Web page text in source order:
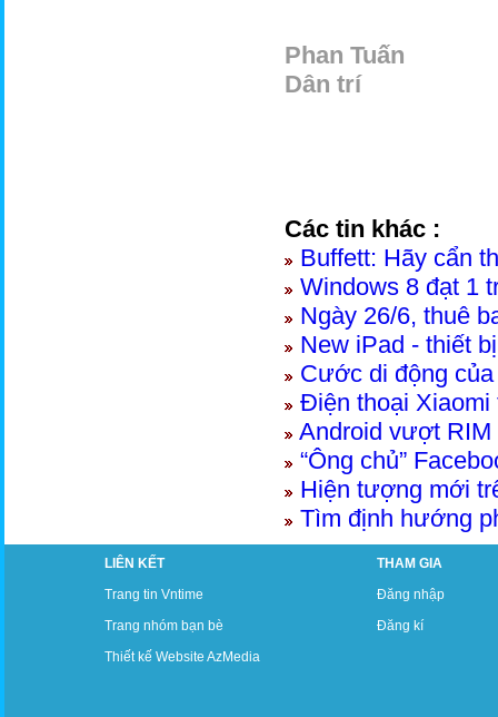
Phan Tuấn
Dân trí
Các tin khác :
Buffett: Hãy cẩn
Windows 8 đạt 1
Ngày 26/6, thuê
New iPad - thiết
Cước di động
Điện thoại Xiaomi
Android vượt RIM
“Ông chủ”
Hiện tượng mới
Tìm định hướng
LIÊN KẾT
Trang tin Vntime
Trang nhóm bạn bè
Thiết kế Website AzMedia
THAM GIA
Đăng nhập
Đăng kí